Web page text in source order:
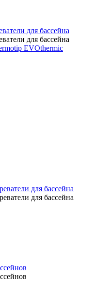
для бассейна
для бассейна
EVOthermic
для бассейна
для бассейна